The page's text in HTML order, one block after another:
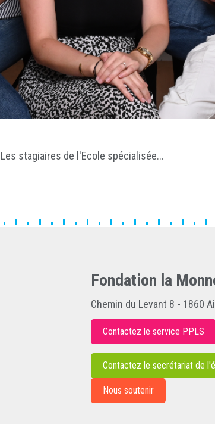
Les stagiaires de l'Ecole spécialisée...
Fondation la
Chemin du Levant 8 - 1860
Contactez le service PPLS
Contactez le secrétariat de
Nous soutenir